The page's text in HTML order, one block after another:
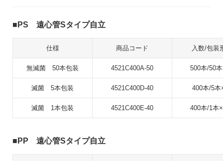
PS 遠心管Sタイプ自立
仕様 商品コード 入数/包装
無滅菌 50本包装 4521C400A-50 500本/50
滅菌 5本包装 4521C400D-40 400本/5本
滅菌 1本包装 4521C400E-40 400本/1本
PP 遠心管Sタイプ自立